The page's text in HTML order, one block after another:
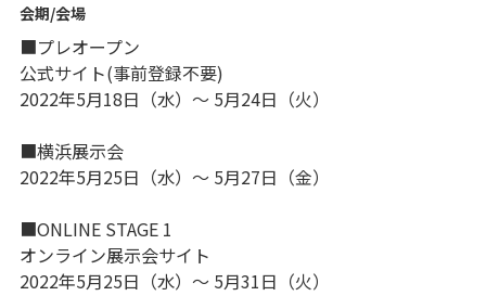
会期/会場
■プレオープン
公式サイト(事前登録不要)
2022年5月18日（水）～ 5月24日（火）
■横浜展示会
2022年5月25日（水）～ 5月27日（金）
■ONLINE STAGE 1
オンライン展示会サイト
2022年5月25日（水）～ 5月31日（火）